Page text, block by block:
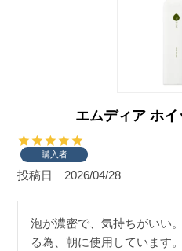
エムディア ホ
購入者
投稿日 2026/04/28
泡が濃密で、気持ちがいい
る為、朝に使用しています。